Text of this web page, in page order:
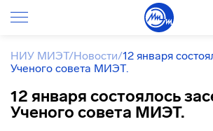
НИУ МИЭТ/Новости/12 января
Ученого совета МИЭТ.
12 января состоялось
Ученого совета МИЭТ.